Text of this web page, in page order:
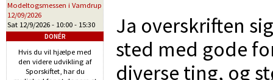
Ja overskriften
sted med gode
diverse ting, og
Modeltogsmessen i Vamdrup
12/09/2026
Sat 12/9/2026 - 10:00 - 15:30
DONÉR
Hvis du vil hjælpe med
den videre udvikling af
Sporskiftet, har du